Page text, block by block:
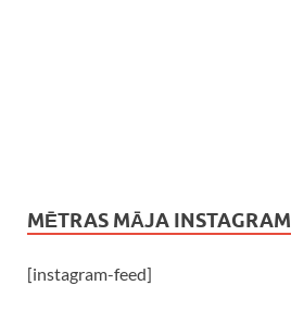
MĒTRAS MĀJA INSTAGRAM
[instagram-feed]